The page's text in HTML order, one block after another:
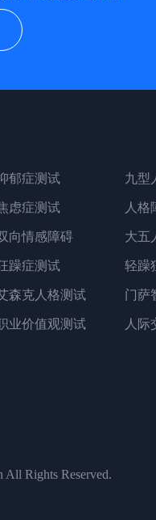
郁症测试 九型
虑症测试 人格
向情感障碍 大五
躁症测试 轻躁
森克人格测试 门萨
业价值观测试 人际
All Rights Reserved.